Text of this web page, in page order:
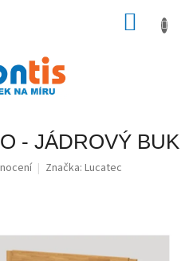
- JÁDROVÝ BUK
Značka: Lucatec